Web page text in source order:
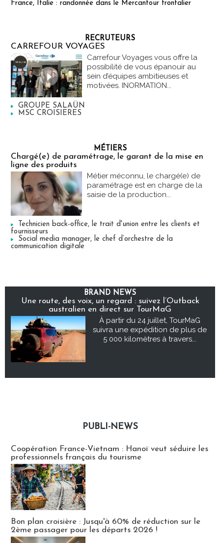
France, Italie : randonnée dans le Mercantour frontalier
RECRUTEURS
CARREFOUR VOYAGES
Carrefour Voyages vous offre la
possibilité de vous épanouir au
sein d’équipes ambitieuses et
motivées. INORMATION...
GROUPE SALAÜN
MSC CROISIERES
MÉTIERS
Chargé(e) de paramétrage, le garant de la mise en
ligne des produits
Métier méconnu, le chargé(e) de
paramétrage est en charge de la
saisie de la production...
Technicien back-office, le trait d'union entre les clients et
fournisseurs
Social media manager, le chef d’orchestre de la
communication digitale
BRAND NEWS
Une route, des voix, un regard : suivez l’Outback
australien en direct sur TourMaG
À partir du 24 juillet, TourMaG
suivra une expédition de plus de
5 000 kilomètres à travers...
PUBLI-NEWS
Coopération France-Vietnam : Hanoï veut séduire les
professionnels français du tourisme
Bon plan croisière : Jusqu'à 60% de réduction sur le
2ème passager pour les départs 2026 !